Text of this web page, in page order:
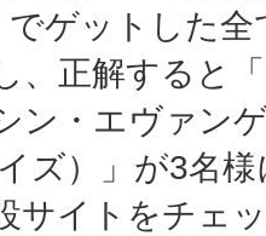
でゲットした
、正解すると
ン・エヴァン
ズ）」が3名
サイトをチェ